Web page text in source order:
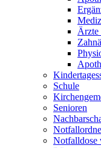
Ärzte
Schule
Senioren
Notfalldose